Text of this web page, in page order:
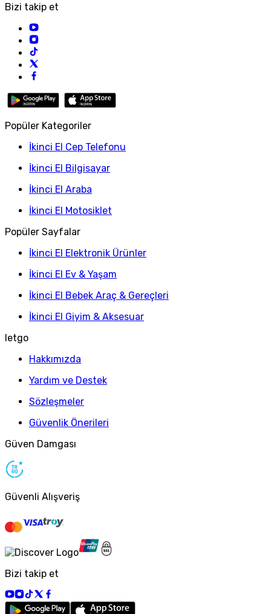
Bizi takip et
Popüler Kategoriler
İkinci El Cep Telefonu
İkinci El Bilgisayar
İkinci El Araba
İkinci El Motosiklet
Popüler Sayfalar
İkinci El Elektronik Ürünler
İkinci El Ev & Yaşam
İkinci El Bebek Araç & Gereçleri
İkinci El Giyim & Aksesuar
letgo
Hakkımızda
Yardım ve Destek
Sözleşmeler
Güvenlik Önerileri
Güven Damgası
Güvenli Alışveriş
Bizi takip et